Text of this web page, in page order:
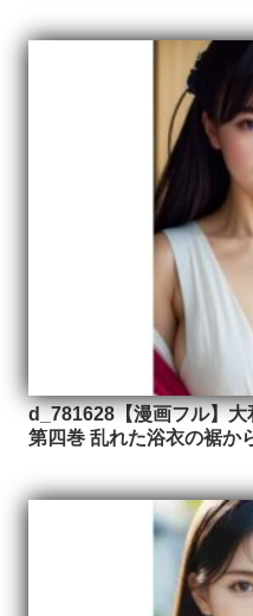
d_781628【漫画フル】
第四巻 乱れた浴衣の裾か